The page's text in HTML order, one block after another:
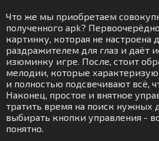
Что же мы приобретаем
полученного apk?
картинку, которая не настроена
раздражителем для глаз и даёт
изюминку игре. После, стоит
мелодии, которые
и полностью подсвечивают всё,
Наконец, простое и внятное
тратить время на поиск нужных
выбирать кнопки управления -
понятно.